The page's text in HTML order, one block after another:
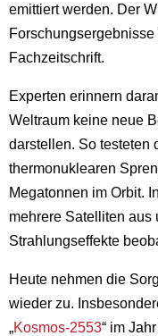
emittiert werden. Der
Fachzeitschrift.
Experten erinnern
Weltraum keine neue
darstellen. So testeten
thermonuklearen
Megatonnen im Orbit.
mehrere Satelliten aus
Strahlungseffekte
Heute nehmen die
wieder zu.
„Kosmos-2553“ im